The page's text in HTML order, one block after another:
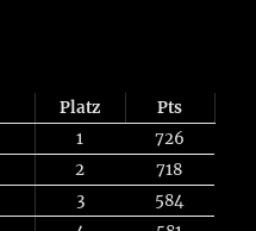
Platz
Pts
1
726
2
718
3
584